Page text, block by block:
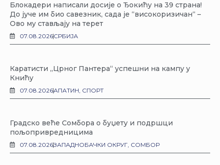
Блокадери написали досије о Ђокићу на 39 страна!
До јуче им био савезник, сада је “високоризичан“ –
Ово му стављају на терет
07.08.2026СРБИЈА
Каратисти „Црног Пантера“ успешни на кампу у
Книћу
07.08.2026АПАТИН, СПОРТ
Градско веће Сомбора о буџету и подршци
пољопривредницима
07.08.2026ЗАПАДНОБАЧКИ ОКРУГ, СОМБОР